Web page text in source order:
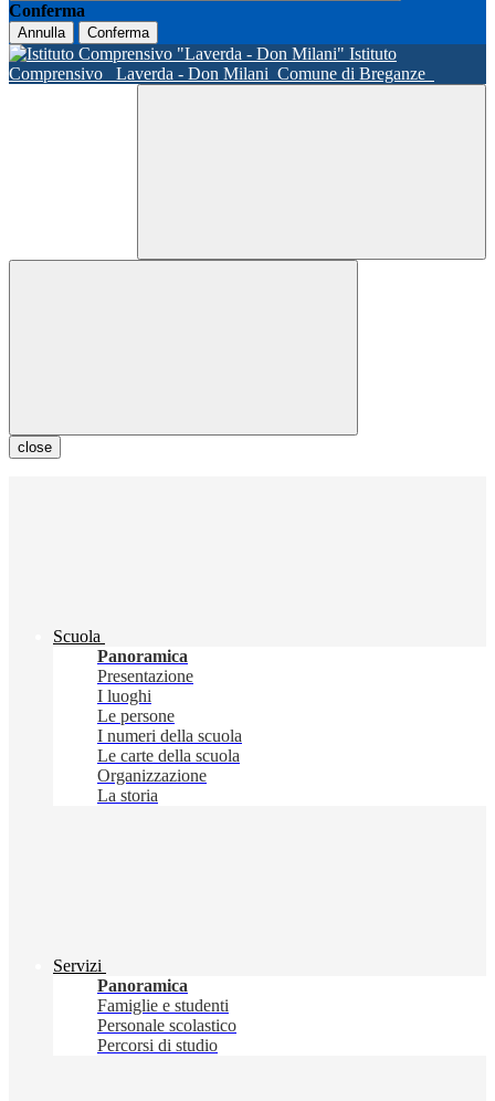
Conferma
Annulla Conferma
Istituto
Comprensivo
Laverda - Don Milani Comune di Breganze
close
Scuola
Panoramica
Presentazione
I luoghi
Le persone
I numeri della scuola
Le carte della scuola
Organizzazione
La storia
Servizi
Panoramica
Famiglie e studenti
Personale scolastico
Percorsi di studio